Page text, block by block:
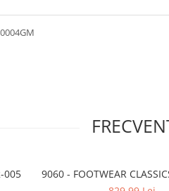
005
9060 - FOOTWEAR